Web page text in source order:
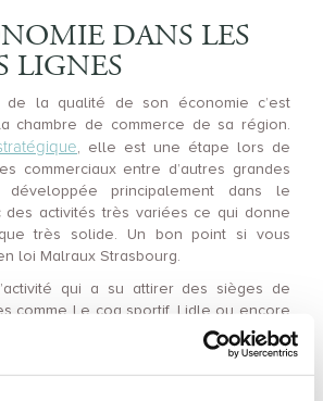
DANS LES
LIGNES
de la qualité de son économie c’est
chambre de commerce de sa région.
, elle est une étape lors de
commerciaux entre d’autres grandes
principalement dans le
des activités très variées ce qui donne
très solide. Un bon point si vous
loi Malraux Strasbourg.
qui a su attirer des sièges de
comme Le coq sportif, Lidle ou encore
un ordre d’idée de la diversité, la
dans plusieurs domaines et notamment
durable : eau, éco-matériaux,